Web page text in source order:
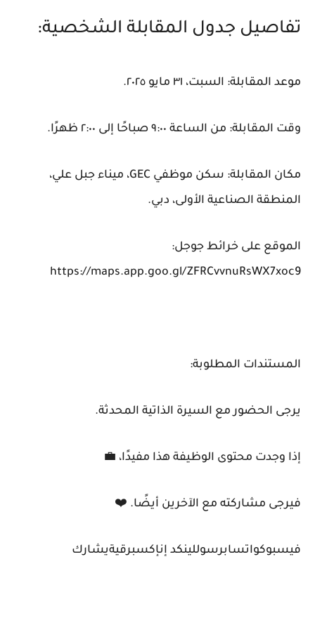
تفاصيل جدول المقابلة الشخصية:
موعد المقابلة: السبت، ٣١ مايو ٢٠٢٥.
وقت المقابلة: من الساعة ٩:٠٠ صباحًا إلى ٢:٠٠ ظهرًا.
مكان المقابلة: سكن موظفي GEC، ميناء جبل علي،
المنطقة الصناعية الأولى، دبي.
الموقع على خرائط جوجل:
https://maps.app.goo.gl/ZFRCvvnuRsWX7xoc9
المستندات المطلوبة:
يرجى الحضور مع السيرة الذاتية المحدثة.
إذا وجدت محتوى الوظيفة هذا مفيدًا، 💼
فيرجى مشاركته مع الآخرين أيضًا. ❤️
فيسبوكواتسابرسوللينكد إنإكسبرقيةيشارك